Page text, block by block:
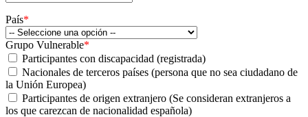
País*
Grupo Vulnerable*
Participantes con discapacidad (registrada)
Nacionales de terceros países (persona que no sea ciudadano de
la Unión Europea)
Participantes de origen extranjero (Se consideran extranjeros a
los que carezcan de nacionalidad española)